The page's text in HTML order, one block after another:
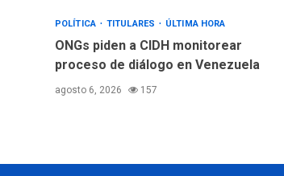
POLÍTICA TITULARES ÚLTIMA HORA
ONGs piden a CIDH monitorear
proceso de diálogo en Venezuela
agosto 6, 2026 157